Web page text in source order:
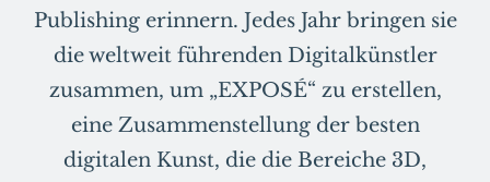
Publishing erinnern. Jedes Jahr bringen sie
die weltweit führenden Digitalkünstler
zusammen, um „EXPOSÉ“ zu erstellen,
eine Zusammenstellung der besten
digitalen Kunst, die die Bereiche 3D,